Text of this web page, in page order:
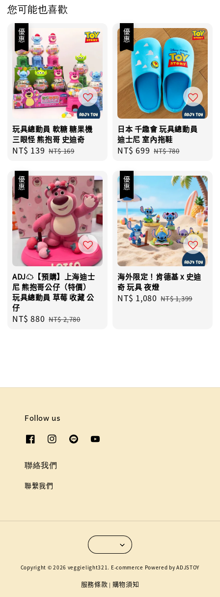
您可能也喜歡
優惠
玩具總動員 軟糖 糖果機
三眼怪 熊抱哥 史迪奇
Sale
NT$ 139 Regular
NT$ 169
優惠
日本 千趣會 玩具總動員
迪士尼 室內拖鞋
Sale
NT$ 699 Regular
NT$ 780
優惠
ADJ☁️【預購】上海迪士
尼 熊抱哥公仔（特價）
玩具總動員 草莓 收藏 公
仔
Sale
NT$ 880 Regular
NT$ 2,780
優惠
海外限定！肯德基 x 史迪
奇 玩具 夜燈
Sale
NT$ 1,080 Regular
NT$ 1,399
Follow us
聯絡我們
聯繫我們
Copyright © 2026 veggielight321. E-commerce Powered by ADJSTOY
服務條款 | 購物須知